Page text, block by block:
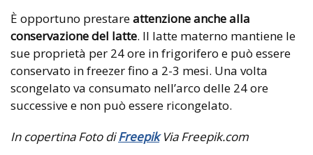
È opportuno prestareattenzione anche alla
conservazione del latte. Il latte materno mantiene le
sue proprietà per 24 ore in frigorifero e può essere
conservato in freezer fino a 2-3 mesi. Una volta
scongelato va consumato nell’arco delle 24 ore
successive e non può essere ricongelato.
In copertina Foto diFreepikVia Freepik.com